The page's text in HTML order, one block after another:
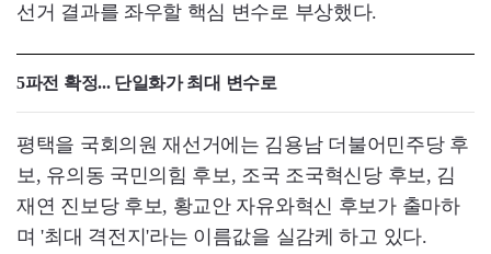
선거 결과를 좌우할 핵심 변수로 부상했다.
5파전 확정... 단일화가 최대 변수로
평택을 국회의원 재선거에는 김용남 더불어민주당 후
보, 유의동 국민의힘 후보, 조국 조국혁신당 후보, 김
재연 진보당 후보, 황교안 자유와혁신 후보가 출마하
며 '최대 격전지'라는 이름값을 실감케 하고 있다.